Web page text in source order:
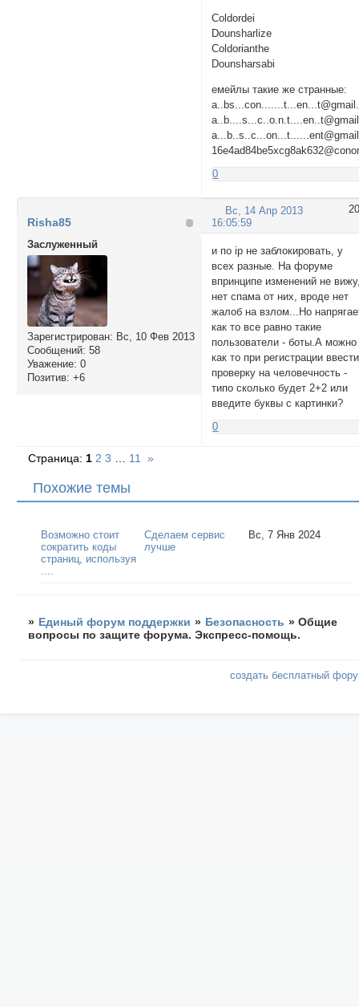
Coldordei
Dounsharlize
Coldorianthe
Dounsharsabi
емейлы такие же странные:
0
20
Вс, 14 Апр 2013
16:05:59
Risha85
Заслуженный
Зарегистрирован: Вс, 10 Фев 2013
Сообщений: 58
Уважение: 0
Позитив: +6
и по ip не заблокировать, у
всех разные. На форуме
впринципе изменений не
нет спама от них, вроде нет
жалоб на взлом...Но
как то все равно такие
пользователи - боты.А можно
как то при регистрации ввести
проверку на человечность -
типо сколько будет 2+2 или
введите буквы с картинки?
0
Страница: 1 2 3 11 »
Похожие темы
Возможно стоит
сократить коды
страниц, используя
....
Сделаем сервис
лучше
Вс, 7 Янв 2024
» Единый форум поддержки » Безопасность »Общие
вопросы по защите форума. Экспресс-помощь.
создать бесплатный